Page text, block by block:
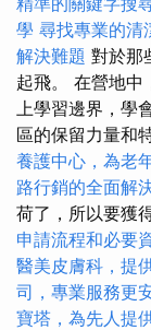
學 尋找專業的清
解決難題 對於那
起飛。 在營地中
上學習邊界，學
區的保留力量和
養護中心，為老
路行銷的全面解
荷了，所以要獲
申請流程和必要
醫美皮膚科，提
司，專業服務更
寶塔，為先人提